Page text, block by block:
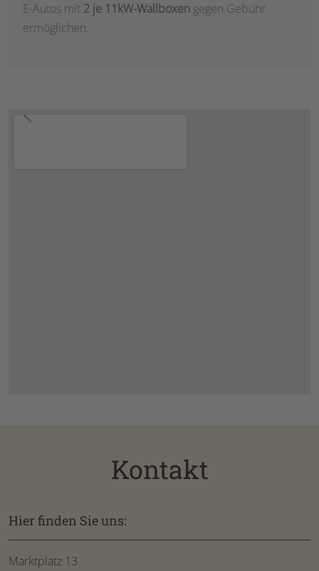
E-Autos mit 2 je 11kW-Wallboxen gegen Gebühr
ermöglichen.
Kontakt
Hier finden Sie uns:
Marktplatz 13